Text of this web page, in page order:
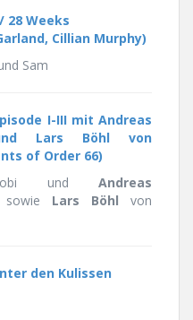
28 Weeks
Cillian Murphy)
Sam
I-III mit Andreas
Lars Böhl von
of Order 66)
und Andreas
sowie Lars Böhl von
den Kulissen